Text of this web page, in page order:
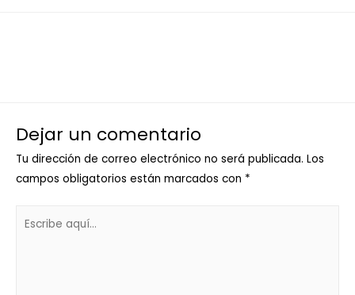
Dejar un comentario
Tu dirección de correo electrónico no será publicada. Los
campos obligatorios están marcados con *